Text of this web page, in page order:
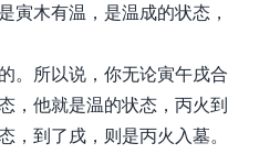
寅木有温，是温成的状态，
。所以说，你无论寅午戌合
，他就是温的状态，丙火到
，到了戌，则是丙火入墓。